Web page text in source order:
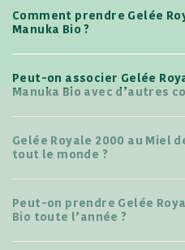
Comment prendre Gelée
Manuka Bio ?
Peut-on associer Gelée
Manuka Bio avec d’autres
Gelée Royale 2000 au Miel
tout le monde ?
Peut-on prendre Gelée
Bio toute l’année ?